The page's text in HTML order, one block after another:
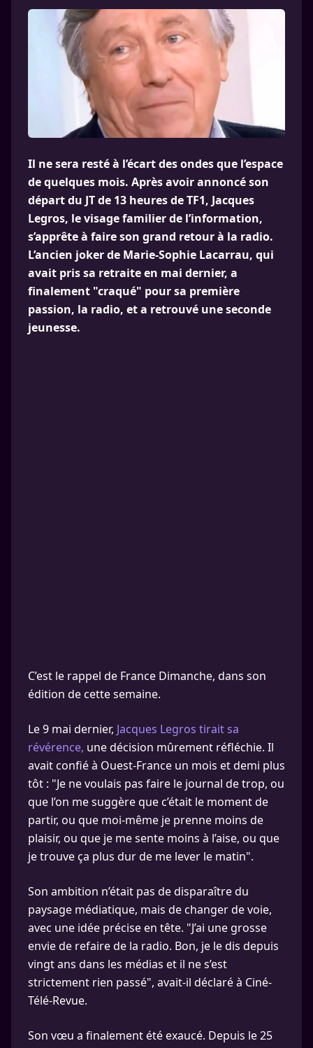
Il ne sera resté à l’écart des ondes que l’espace
de quelques mois. Après avoir annoncé son
départ du JT de 13 heures de TF1, Jacques
Legros, le visage familier de l’information,
s’apprête à faire son grand retour à la radio.
L’ancien joker de Marie-Sophie Lacarrau, qui
avait pris sa retraite en mai dernier, a
finalement "craqué" pour sa première
passion, la radio, et a retrouvé une seconde
jeunesse.
C’est le rappel de France Dimanche, dans son
édition de cette semaine.
Le 9 mai dernier, Jacques Legros tirait sa
révérence, une décision mûrement réfléchie. Il
avait confié à Ouest-France un mois et demi plus
tôt : "Je ne voulais pas faire le journal de trop, ou
que l’on me suggère que c’était le moment de
partir, ou que moi-même je prenne moins de
plaisir, ou que je me sente moins à l’aise, ou que
je trouve ça plus dur de me lever le matin".
Son ambition n’était pas de disparaître du
paysage médiatique, mais de changer de voie,
avec une idée précise en tête. "J’ai une grosse
envie de refaire de la radio. Bon, je le dis depuis
vingt ans dans les médias et il ne s’est
strictement rien passé", avait-il déclaré à Ciné-
Télé-Revue.
Son vœu a finalement été exaucé. Depuis le 25